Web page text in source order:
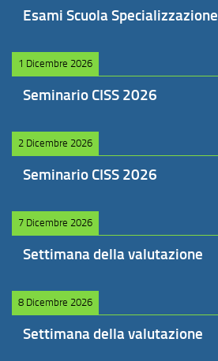
Esami Scuola Specializzazione
1 Dicembre 2026
Seminario CISS 2026
2 Dicembre 2026
Seminario CISS 2026
7 Dicembre 2026
Settimana della valutazione
8 Dicembre 2026
Settimana della valutazione